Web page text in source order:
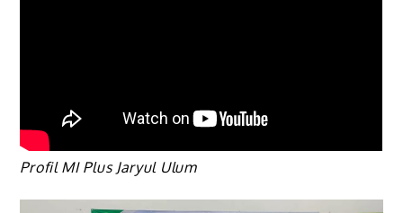
Profil MI Plus Jaryul Ulum